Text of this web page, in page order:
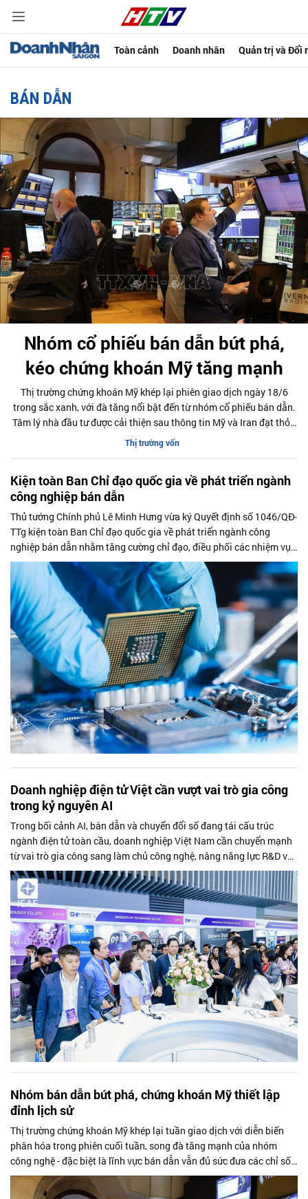
Toàn cảnh Doanh nhân Quản trị và Đổi
BÁN DẪN
Nhóm cổ phiếu bán dẫn bứt phá,
kéo chứng khoán Mỹ tăng mạnh
Thị trường chứng khoán Mỹ khép lại phiên giao dịch ngày 18/6
trong sắc xanh, với đà tăng nổi bật đến từ nhóm cổ phiếu bán dẫn.
Tâm lý nhà đầu tư được cải thiện sau thông tin Mỹ và Iran đạt thỏa
thuận hòa bình tạm thời, giúp hạ nhiệt lo ngại về lạm phát do giá
dầu giảm sâu.
Thị trường vốn
Kiện toàn Ban Chỉ đạo quốc gia về phát triển ngành
công nghiệp bán dẫn
Thủ tướng Chính phủ Lê Minh Hưng vừa ký Quyết định số 1046/QĐ-
TTg kiện toàn Ban Chỉ đạo quốc gia về phát triển ngành công
nghiệp bán dẫn nhằm tăng cường chỉ đạo, điều phối các nhiệm vụ
trọng tâm trong lĩnh vực công nghệ chiến lược này.
Doanh nghiệp điện tử Việt cần vượt vai trò gia công
trong kỷ nguyên AI
Trong bối cảnh AI, bán dẫn và chuyển đổi số đang tái cấu trúc
ngành điện tử toàn cầu, doanh nghiệp Việt Nam cần chuyển mạnh
từ vai trò gia công sang làm chủ công nghệ, nâng năng lực R&D và
tham gia sâu hơn vào chuỗi giá trị quốc tế.
Nhóm bán dẫn bứt phá, chứng khoán Mỹ thiết lập
đỉnh lịch sử
Thị trường chứng khoán Mỹ khép lại tuần giao dịch với diễn biến
phân hóa trong phiên cuối tuần, song đà tăng mạnh của nhóm
công nghệ - đặc biệt là lĩnh vực bán dẫn vẫn đủ sức đưa các chỉ số
chủ chốt lên những mức cao kỷ lục mới.